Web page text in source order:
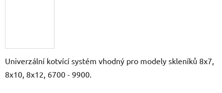
Univerzální kotvící systém vhodný pro modely skleníků 8x7,
8x10, 8x12, 6700 - 9900.